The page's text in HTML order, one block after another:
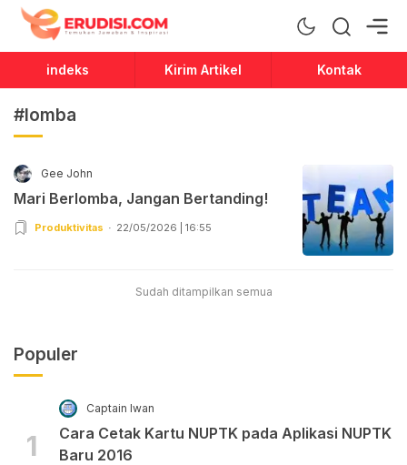
Erudisi
Temukan Jawaban dan Inspirasi
indeks Kirim Artikel Kontak
#lomba
Gee John
Mari Berlomba, Jangan Bertanding!
Produktivitas 22/05/2026 | 16:55
Sudah ditampilkan semua
Populer
1
Captain Iwan
Cara Cetak Kartu NUPTK pada Aplikasi NUPTK
Baru 2016